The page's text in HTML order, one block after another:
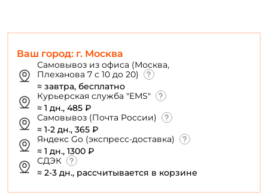
Ваш город: г. Москва
Самовывоз из офиса (Москва,
Плеханова 7 с 10 до 20)
≈ завтра, бесплатно
Курьерская служба "EMS"
≈ 1 дн., 485 ₽
Самовывоз (Почта России)
≈ 1-2 дн., 365 ₽
Яндекс Go (экспресс-доставка)
≈ 1 дн., 1300 ₽
СДЭК
≈ 2-3 дн., рассчитывается в корзине
персональных данных
Создать аккаунт
У меня уже есть аккаунт